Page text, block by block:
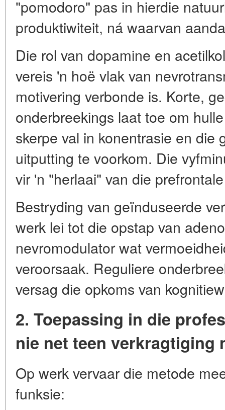
"pomodoro" pas in hierdie
produktiwiteit, ná waarvan
Die rol van dopamine en
vereis 'n hoë vlak van
motivering verbonde is. Korte,
onderbreekings laat toe om
skerpe val in konentrasie en die
uitputting te voorkom. Die
vir 'n "herlaai" van die
Bestryding van geïnduseerde
werk lei tot die opstap van
nevromodulator wat
veroorsaak. Reguliere
versag die opkoms van
2. Toepassing in die
nie net teen verkragtiging
Op werk vervaar die metode
funksie: